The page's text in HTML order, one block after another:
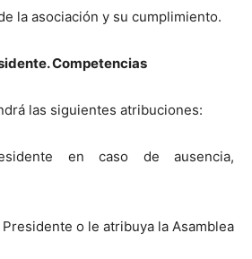
la asociación y su cumplimiento.
Competencias
las siguientes atribuciones:
en caso de ausencia,
o le atribuya la Asamblea